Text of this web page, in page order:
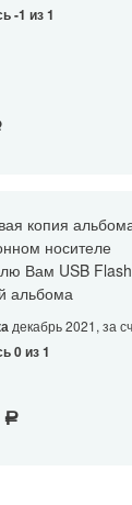
-1 из 1
копия
носителе
Вам USB
альбома
декабрь 2021, за
0 из 1
a